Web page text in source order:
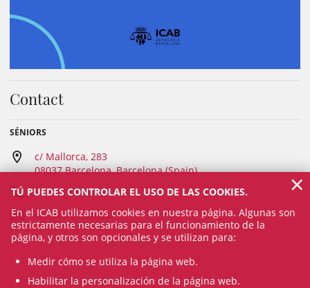
Contact
SÉNIORS
c/ Mallorca, 283
08037 Barcelona, Barcelona (Spain)
93 496 18 80
seniors@icab.cat
TÚ PUEDES CONTROLAR EL USO DE LAS COOKIES.
En el ICAB utilizamos cookies en nuestra página. Algunas son
estrictamente necesarias para el funcionamiento de la
página, y otros son opcionales y se utilizan para:
Medir cómo se utiliza la página web.
Habilitar la personalización de la página web.
×